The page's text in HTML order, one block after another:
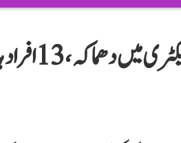
کیرالہ کے تھریشور میں